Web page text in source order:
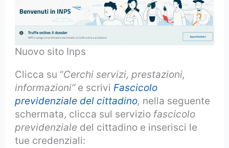
Nuovo sito Inps
Clicca su “Cerchi servizi, prestazioni,
informazioni”e scriviFascicolo
previdenziale del cittadino, nella seguente
schermata, clicca sul servizio fascicolo
previdenziale del cittadino e inserisci le
tue credenziali: